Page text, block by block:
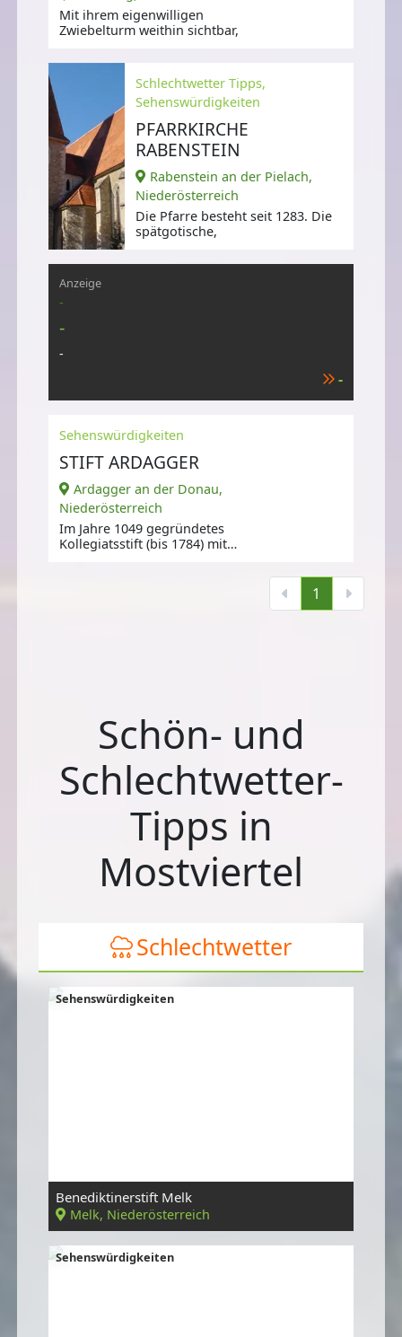
Mit ihrem eigenwilligen
Zwiebelturm weithin sichtbar,
Schlechtwetter Tipps,
Sehenswürdigkeiten
PFARRKIRCHE
RABENSTEIN
Rabenstein an der Pielach,
Niederösterreich
Die Pfarre besteht seit 1283. Die
spätgotische,
Anzeige
-
-
-
-
Sehenswürdigkeiten
STIFT ARDAGGER
Ardagger an der Donau,
Niederösterreich
Im Jahre 1049 gegründetes
Kollegiatsstift (bis 1784) mit
1
Schön- und
Schlechtwetter-
Tipps in
Mostviertel
Schlechtwetter
Sehenswürdigkeiten
Benediktinerstift Melk
Melk, Niederösterreich
Sehenswürdigkeiten